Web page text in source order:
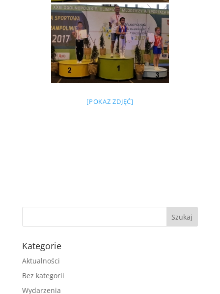
[POKAZ ZDJĘĆ]
Kategorie
Aktualności
Bez kategorii
Wydarzenia